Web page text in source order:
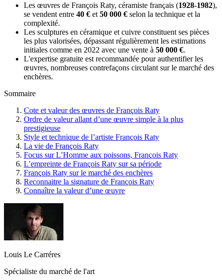
Les œuvres de François Raty, céramiste français (1928-1982),
se vendent entre 40 € et 50 000 € selon la technique et la
complexité.
Les sculptures en céramique et cuivre constituent ses pièces
les plus valorisées, dépassant régulièrement les estimations
initiales comme en 2022 avec une vente à 50 000 €.
L'expertise gratuite est recommandée pour authentifier les
œuvres, nombreuses contrefaçons circulant sur le marché des
enchères.
Sommaire
Cote et valeur des œuvres de François Raty
Ordre de valeur allant d’une œuvre simple à la plus
prestigieuse
Style et technique de l’artiste François Raty
La vie de François Raty
Focus sur L’Homme aux poissons, François Raty
L’empreinte de François Raty sur sa période
François Raty sur le marché des enchères
Reconnaitre la signature de François Raty
Connaître la valeur d’une œuvre
Louis Le Carréres
Spécialiste du marché de l'art